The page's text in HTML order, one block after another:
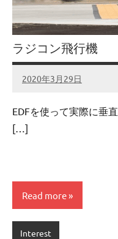
ラジコン飛行機
2020年3月29日
admin
No
EDFを使って実際に垂
[…]
Read more
Interest